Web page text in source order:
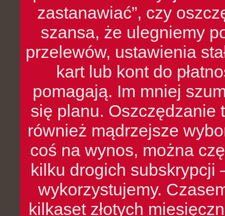
zastanawiać”, czy
szansa, że ulegniemy
przelewów, ustawienia
kart lub kont do
pomagają. Im mniej
się planu. Oszczędzanie
również mądrzejsze
coś na wynos, można
kilku drogich subskrypcji
wykorzystujemy.
kilkaset złotych